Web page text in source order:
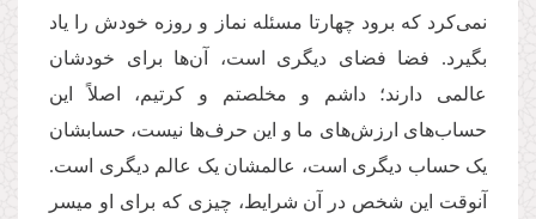
نمی‌کرد که برود چهارتا مسئله نماز و روزه خودش را یاد
بگیرد. فضا فضای دیگری است، آن‌ها برای خودشان
عالمی دارند؛ داشم و مخلصتم و کرتیم، اصلاً‌ این
حساب‌های ارزش‌های ما و این حرف‌ها نیست، حسابشان
یک حساب دیگری است، عالمشان یک عالم دیگری است.
آنوقت این شخص در آن شرایط، چیزی که برای او میسر